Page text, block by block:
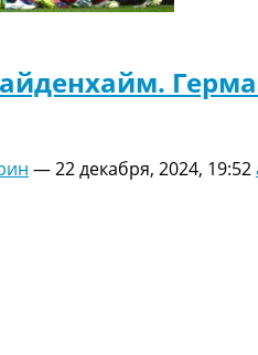
—22 декабря, 2024, 19:52